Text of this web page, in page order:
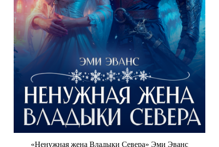
«Ненужная жена Владыки Севера» Эми Эванс